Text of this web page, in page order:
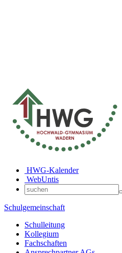
HWG-Kalender
WebUntis
Schulgemeinschaft
Schulleitung
Kollegium
Fachschaften